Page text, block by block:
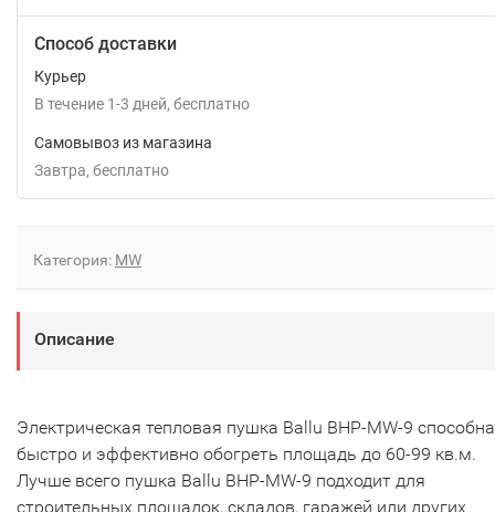
Способ доставки
Курьер
В течение 1-3 дней Бесплатно
Самовывоз из магазина
Завтра
Бесплатно
Категория: MW
Описание
Электрическая тепловая пушка Ballu BHP-MW-9 способна
быстро и эффективно обогреть площадь до 60-99 кв.м.
Лучше всего пушка Ballu BHP-MW-9 подходит для
строительных площадок, складов, гаражей или других